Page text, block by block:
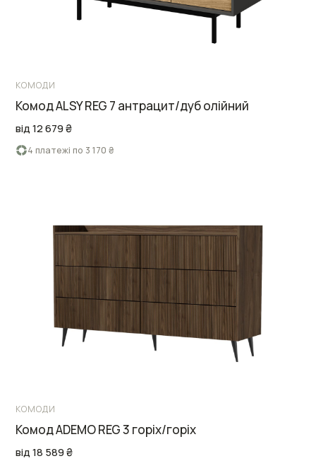
КОМОДИ
Комод ALSY REG 7 антрацит/дуб олійний
від 12 679 ₴
4 платежі по 3 170 ₴
КОМОДИ
Комод ADEMO REG 3 горіх/горіх
від 18 589 ₴